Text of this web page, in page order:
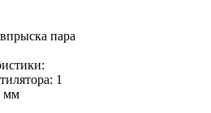
пара
1
мм